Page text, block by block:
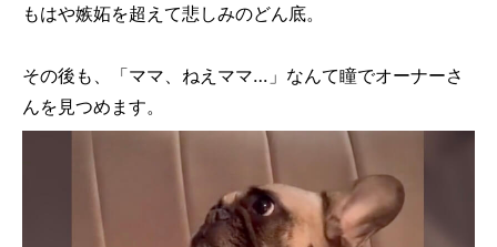
もはや嫉妬を超えて悲しみのどん底。
その後も、「ママ、ねえママ…」なんて瞳でオーナーさ
んを見つめます。